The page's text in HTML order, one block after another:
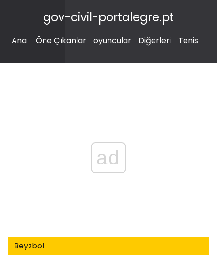
gov-civil-portalegre.pt
Ana Öne Çıkanlar oyuncular Diğerleri Tenis
ad
Beyzbol